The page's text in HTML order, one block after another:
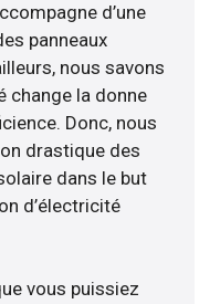
d’une
panneaux
nous savons
change la donne
Donc, nous
drastique des
dans le but
d’électricité
vous puissiez